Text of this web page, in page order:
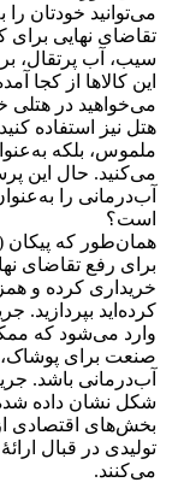
می‌توانید خودتان
تقاضای نهایی برای
سیب، آب پرتقال،
این کالاها از کجا
می‌خواهید در
هتل نیز استفاده
ملموس، بلکه
می‌کنید. حال این
آب‌درمانی را
است؟
برای رفع تقاضای
خریداری کرده و
کرده‌اید بپردازید.
وارد می‌شود که
صنعت برای
شکل نشان داده
بخش‌های اقتصادی
تولیدی در قبال
می‌کنند.